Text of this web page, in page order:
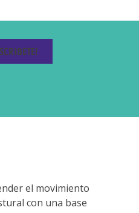
el movimiento
con una base